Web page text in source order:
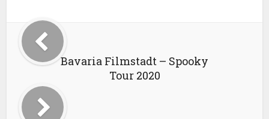
Bavaria Filmstadt – Spooky
Tour 2020